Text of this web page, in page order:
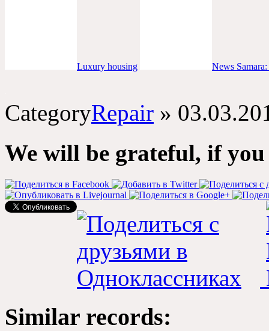
Luxury housing News
CategoryRepair »
We will be grateful, if
Similar records: